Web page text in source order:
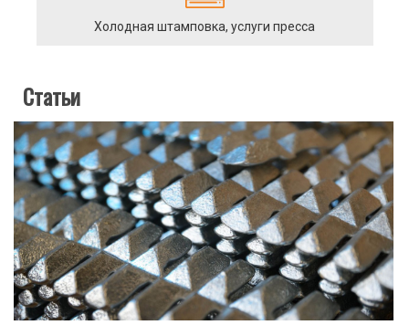
Холодная штамповка, услуги пресса
Статьи